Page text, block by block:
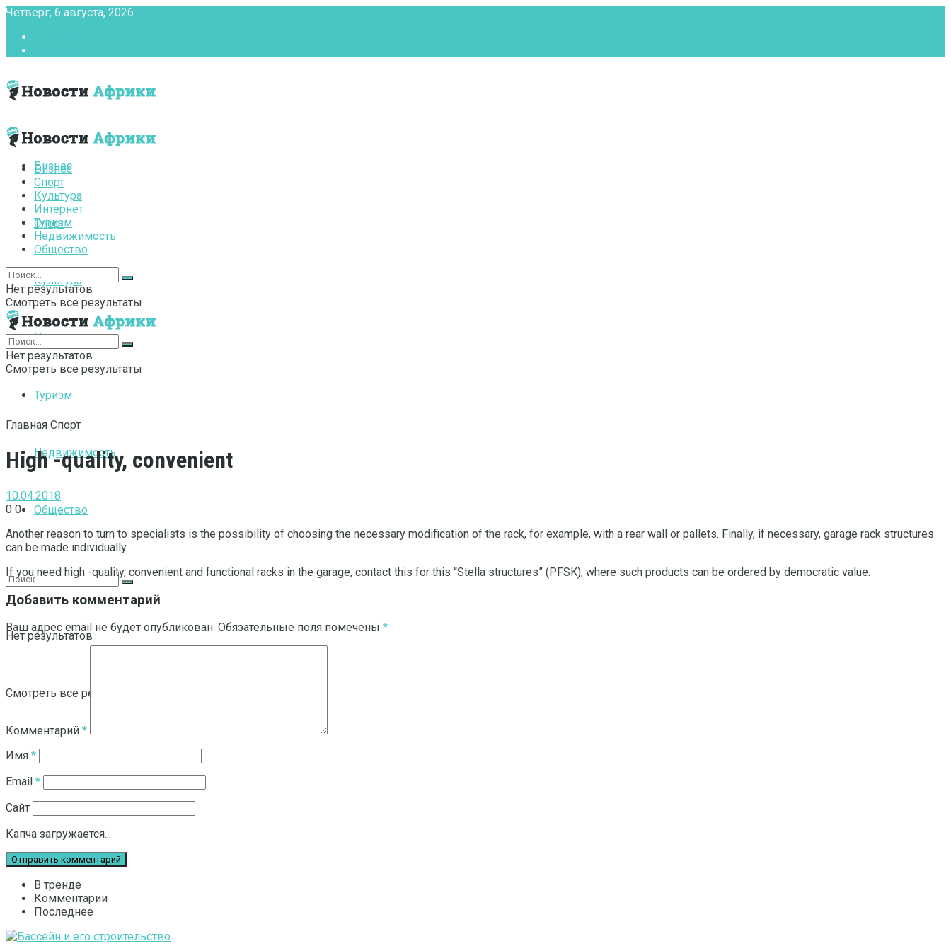
Четверг, 6 августа, 2026
Бизнес
Спорт
Культура
Интернет
Туризм
Недвижимость
Общество
Нет результатов
Смотреть все результаты
Бизнес
Спорт
Культура
Интернет
Туризм
Недвижимость
Общество
Нет результатов
Смотреть все результаты
Нет результатов
Смотреть все результаты
Главная Спорт
High -quality, convenient
10.04.2018
0 0
Another reason to turn to specialists is the possibility of choosing the necessary modification of the rack, for example, with a rear wall or pallets. Finally, if necessary, garage rack structures
can be made individually.
If you need high -quality, convenient and functional racks in the garage, contact this for this “Stella structures” (PFSK), where such products can be ordered by democratic value.
Добавить комментарий
Ваш адрес email не будет опубликован. Обязательные поля помечены *
Комментарий *
Имя *
Email *
Сайт
Капча загружается...
В тренде
Комментарии
Последнее